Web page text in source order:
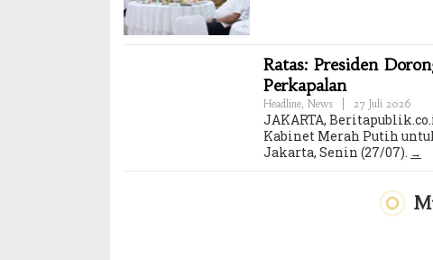
Ratas: Presiden
Perkapalan
Headline News 27 Juli 2026
JAKARTA,
Kabinet Merah Putih
Jakarta, Senin (27/07).